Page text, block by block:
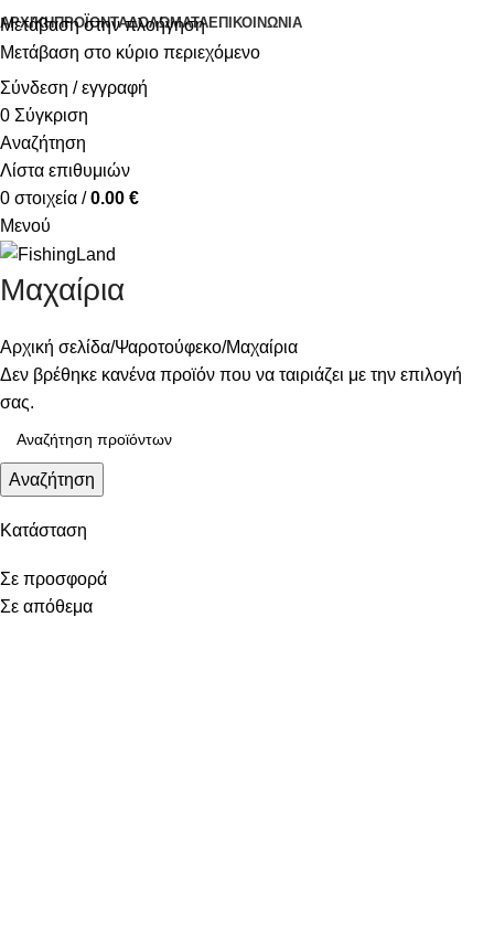
Μετάβαση στην πλοήγηση
Μετάβαση στο κύριο περιεχόμενο
ΑΡΧΙΚΉΠΡΟΪΌΝΤΑΔΟΛΏΜΑΤΑΕΠΙΚΟΙΝΩΝΊΑ
Σύνδεση / εγγραφή
0 Σύγκριση
Αναζήτηση
Λίστα επιθυμιών
0 στοιχεία / 0.00 €
Μενού
Μαχαίρια
Κατάσταση
Σε προσφορά
Σε απόθεμα
Αρχική σελίδα Ψαροτούφεκο Μαχαίρια
Δεν βρέθηκε κανένα προϊόν που να ταιριάζει με την επιλογή
σας.
Αναζήτηση